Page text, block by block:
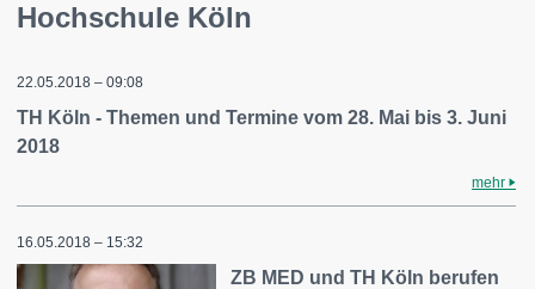
Hochschule Köln
22.05.2018 – 09:08
TH Köln - Themen und Termine vom 28. Mai bis 3. Juni
2018
mehr
16.05.2018 – 15:32
ZB MED und TH Köln berufen